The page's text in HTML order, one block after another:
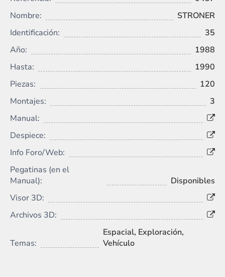
Nombre:
STRONER
Identificación:
35
Año:
1988
Hasta:
1990
Piezas:
120
Montajes:
3
Manual:
Despiece:
Info Foro/Web:
Pegatinas (en el
Manual):
Disponibles
Visor 3D:
Archivos 3D:
Temas:
Espacial, Exploración,
Vehículo